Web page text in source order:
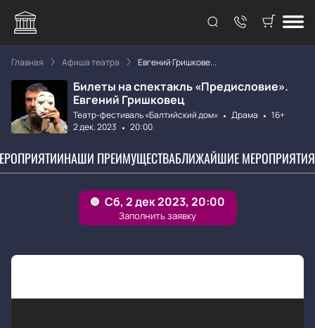
Главная Афиша театра Евгений Гришкове...
Билеты на спектакль «Предисловие».
Евгений Гришковец
Театр-фестиваль «Балтийский дом» Драма
16+
2 дек. 2023
20:00
НАШИ ПРЕИМУЩЕСТВАБЛИЖАЙШИЕ МЕРОПРИЯТИЯ